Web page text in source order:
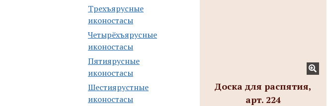
Трехъярусные
иконостасы
Четырёхъярусные
иконостасы
Пятиярусные
иконостасы
Шестиярустные
иконостасы
Доска для распятия,
арт. 224